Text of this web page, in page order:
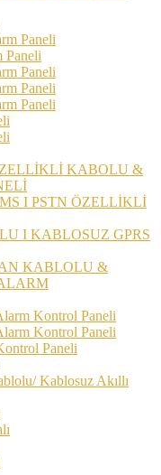
Paneli
Paneli
Paneli
Paneli
Paneli
KABOLU &
I PSTN ÖZELLİKLİ
I KABLOSUZ GPRS
KABLOLU &
Kontrol Paneli
Kontrol Paneli
Paneli
Kablosuz Akıllı